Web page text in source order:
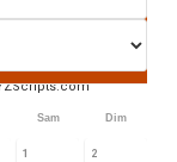
Sam Dim
1 2